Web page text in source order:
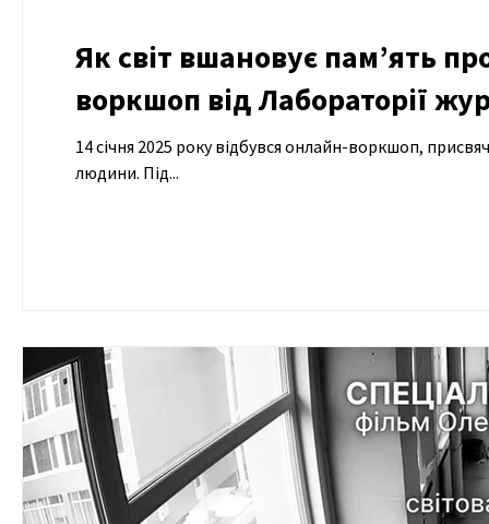
Як світ вшановує пам’ять
воркшоп від Лабораторії
14 січня 2025 року відбувся онлайн-воркшоп,
людини. Під...